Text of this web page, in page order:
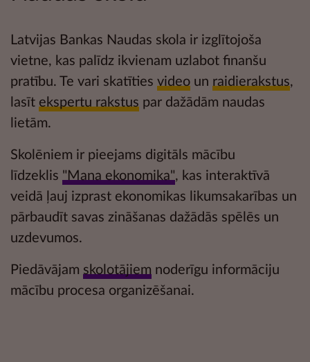
Latvijas Bankas Naudas skola ir izglītojoša
vietne, kas palīdz ikvienam uzlabot finanšu
pratību. Te vari skatīties video un raidierakstus,
lasīt ekspertu rakstus par dažādām naudas
lietām.
Skolēniem ir pieejams digitāls mācību
līdzeklis "Mana ekonomika", kas interaktīvā
veidā ļauj izprast ekonomikas likumsakarības un
pārbaudīt savas zināšanas dažādās spēlēs un
uzdevumos.
Piedāvājam skolotājiem noderīgu informāciju
mācību procesa organizēšanai.